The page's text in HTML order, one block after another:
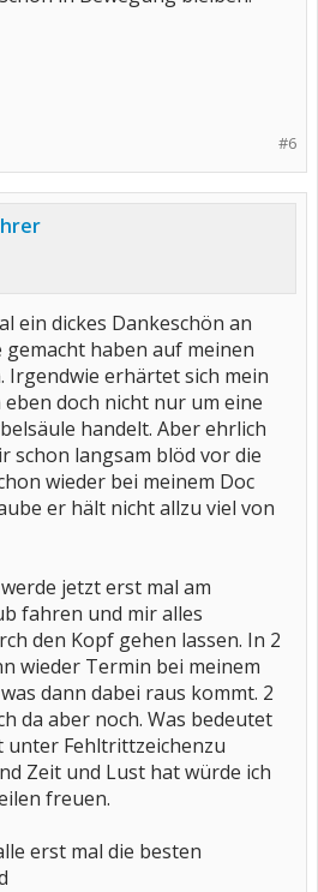
#6
ein dickes Dankeschön an
gemacht haben auf meinen
Irgendwie erhärtet sich mein
eben doch nicht nur um eine
handelt. Aber ehrlich
schon langsam blöd vor die
wieder bei meinem Doc
er hält nicht allzu viel von
jetzt erst mal am
fahren und mir alles
den Kopf gehen lassen. In 2
wieder Termin bei meinem
dann dabei raus kommt. 2
da aber noch. Was bedeutet
unter Fehltrittzeichenzu
Zeit und Lust hat würde ich
freuen.
erst mal die besten